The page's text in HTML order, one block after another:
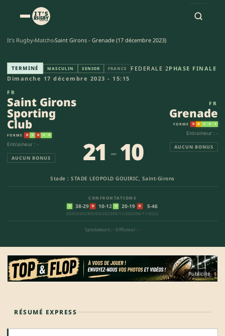
It's Rugby›Matchs›Saint Girons - Grenade (17 décembre 2023)
Saint Girons Sporting Club -
TERMINÉ MASCULIN SENIOR FRANCE FEDERALE 2PHASE FINALE
Dimanche 17 décembre 2023 - 15:15
FR
Saint Girons
Sporting
Club
FORME D V D V V
Entraineur : -
AUCUN BONUS
Stade : STADE LEOPOLD GOUIRIC, Saint-Girons
21-10
CONFRONTATIONS
V 38-29
05/03/2023
D 10-12
05/03/2023
V 20-19
06/11/2022
D 5-46
06/11/2022
Spectateurs : - Diffuseur : -
FR
Grenade
FORME D N V V V
Entraineur : -
AUCUN BONUS
Publicité
RÉSUMÉ EXPRESS